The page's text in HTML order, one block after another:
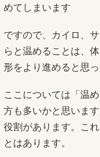
めてしまいます
ですので、カイロ、
らと温めることは、
形をより進めると思
ここについては「温
方も多いかと思いま
役割があります。こ
とはあります。